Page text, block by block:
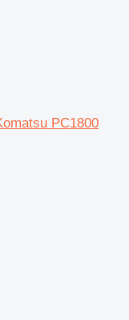
PC1800